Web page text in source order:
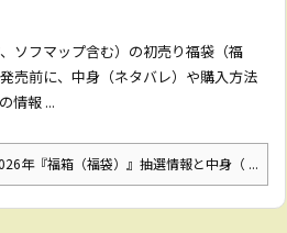
ソフマップ含む）の初売り福袋（福
売前に、中身（ネタバレ）や購入方法
情報 ...
年『福箱（福袋）』抽選情報と中身（ ...